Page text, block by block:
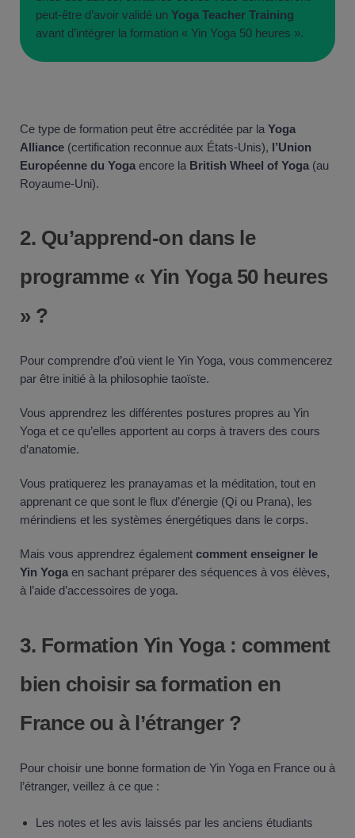
peut-être d’avoir validé un Yoga Teacher Training
avant d’intégrer la formation « Yin Yoga 50 heures ».
Ce type de formation peut être accréditée par la Yoga
Alliance (certification reconnue aux États-Unis), l’Union
Européenne du Yoga encore la British Wheel of Yoga (au
Royaume-Uni).
2. Qu’apprend-on dans le
programme « Yin Yoga 50 heures
» ?
Pour comprendre d’où vient le Yin Yoga, vous commencerez
par être initié à la philosophie taoïste.
Vous apprendrez les différentes postures propres au Yin
Yoga et ce qu’elles apportent au corps à travers des cours
d’anatomie.
Vous pratiquerez les pranayamas et la méditation, tout en
apprenant ce que sont le flux d’énergie (Qi ou Prana), les
mérindiens et les systèmes énergétiques dans le corps.
Mais vous apprendrez également comment enseigner le
Yin Yoga en sachant préparer des séquences à vos élèves,
à l’aide d’accessoires de yoga.
3. Formation Yin Yoga : comment
bien choisir sa formation en
France ou à l’étranger ?
Pour choisir une bonne formation de Yin Yoga en France ou à
l’étranger, veillez à ce que :
Les notes et les avis laissés par les anciens étudiants